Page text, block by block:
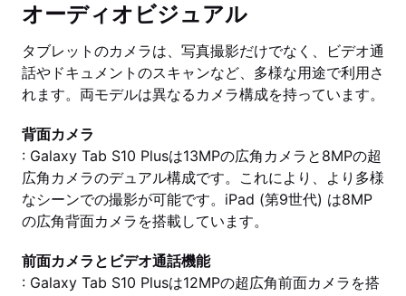
オーディオビジュアル
タブレットのカメラは、写真撮影だけでなく、ビデオ通
話やドキュメントのスキャンなど、多様な用途で利用さ
れます。両モデルは異なるカメラ構成を持っています。
背面カメラ
: Galaxy Tab S10 Plusは13MPの広角カメラと8MPの超
広角カメラのデュアル構成です。これにより、より多様
なシーンでの撮影が可能です。iPad (第9世代) は8MP
の広角背面カメラを搭載しています。
前面カメラとビデオ通話機能
: Galaxy Tab S10 Plusは12MPの超広角前面カメラを搭